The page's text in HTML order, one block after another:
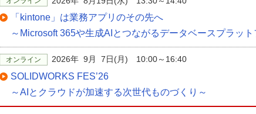
「kintone」は業務アプリのその先へ
～Microsoft 365や生成AIとつながるデータベースプラット
オンライン 2026年 9月 7日(月) 10:00～16:40
SOLIDWORKS FES’26
～AIとクラウドが加速する次世代ものづくり～